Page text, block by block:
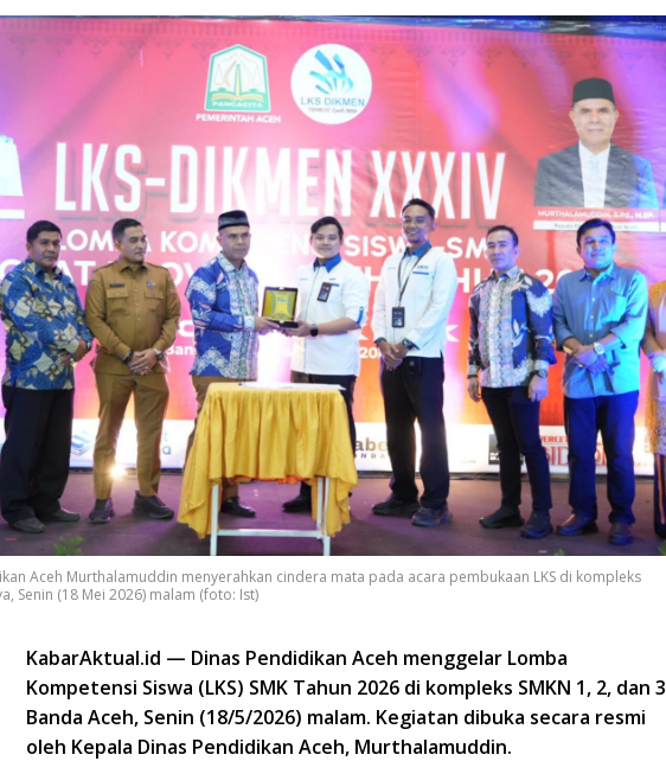
Aceh Murthalamuddin menyerahkan cindera mata pada acara pembukaan LKS di kompleks
Senin (18 Mei 2026) malam (foto: Ist)
KabarAktual.id — Dinas Pendidikan Aceh menggelar Lomba
Kompetensi Siswa (LKS) SMK Tahun 2026 di kompleks SMKN 1, 2, dan 3
Banda Aceh, Senin (18/5/2026) malam. Kegiatan dibuka secara resmi
oleh Kepala Dinas Pendidikan Aceh, Murthalamuddin.